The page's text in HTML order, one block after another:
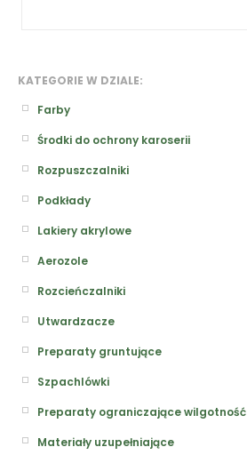
KATEGORIE W DZIALE:
Farby
Środki do ochrony karoserii
Rozpuszczalniki
Podkłady
Lakiery akrylowe
Aerozole
Rozcieńczalniki
Utwardzacze
Preparaty gruntujące
Szpachlówki
Preparaty ograniczające wilgotność
Materiały uzupełniające